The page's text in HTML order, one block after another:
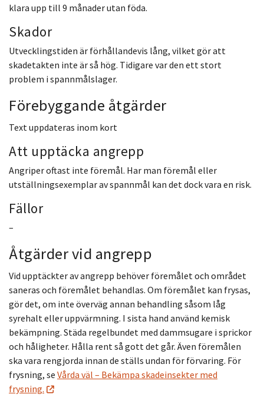
klara upp till 9 månader utan föda.
Skador
Utvecklingstiden är förhållandevis lång, vilket gör att
skadetakten inte är så hög. Tidigare var den ett stort
problem i spannmålslager.
Förebyggande åtgärder
Text uppdateras inom kort
Att upptäcka angrepp
Angriper oftast inte föremål. Har man föremål eller
utställningsexemplar av spannmål kan det dock vara en risk.
Fällor
–
Åtgärder vid angrepp
Vid upptäckter av angrepp behöver föremålet och området
saneras och föremålet behandlas. Om föremålet kan frysas,
gör det, om inte överväg annan behandling såsom låg
syrehalt eller uppvärmning. I sista hand använd kemisk
bekämpning. Städa regelbundet med dammsugare i sprickor
och håligheter. Hålla rent så gott det går. Även föremålen
ska vara rengjorda innan de ställs undan för förvaring. För
frysning, se Vårda väl – Bekämpa skadeinsekter med
frysning.